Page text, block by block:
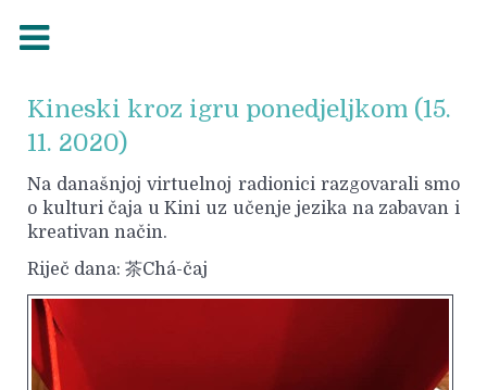
Kineski kroz igru ponedjeljkom (15.
11. 2020)
Na današnjoj virtuelnoj radionici razgovarali smo
o kulturi čaja u Kini uz učenje jezika na zabavan i
kreativan način.
Riječ dana: 茶Chá-čaj